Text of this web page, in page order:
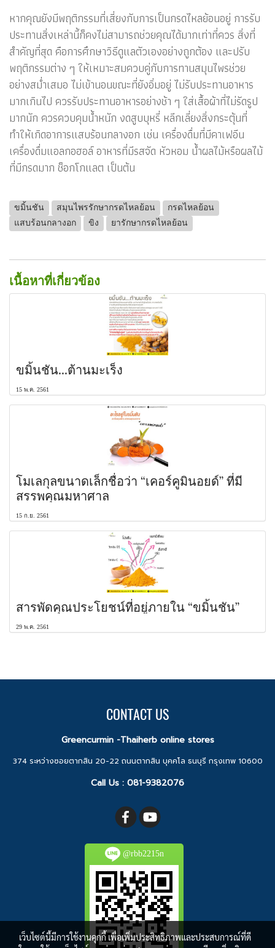
หากคุณยังมีพฤติกรรมที่เสี่ยงกับการเป็นกรดไหลย้อนอยู่ การรับ
ประทานสิ่งเหล่านี้ก็คงไม่สามารถช่วยคุณได้มากเท่าที่ควร สิ่งที่
สำคัญที่สุด คือการศึกษาวิธีดูแลตัวเองอย่างถูกต้อง และปรับ
พฤติกรรมต่าง ๆ ให้เหมาะสมควบคู่กับการทานสมุนไพรช่วย
อย่างสม่ำเสมอ ไม่เข้านอนขณะที่ยังอิ่มอยู่ ไม่รับประทานอาหาร
มากเกินไป ควรรับประทานอาหารอย่างช้า ๆ ใส่เสื้อผ้าที่ไม่รัดรูป
มากนัก ควรควบคุมน้ำหนัก งดสูบบุหรี่ หลีกเลี่ยงสิ่งกระตุ้นที่
ทำให้เกิดอาการแสบร้อนกลางอก เช่น เครื่องดื่มที่มีคาเฟอีน
เครื่องดื่มแอลกอฮอล์ อาหารที่มีรสจัด หัวหอม น้ำผลไม้หรือผลไม้
ที่มีกรดมาก ช็อกโกแลต เป็นต้น
ขมิ้นชัน สมุนไพรรักษากรดไหลย้อน
กรดไหลย้อน
แสบร้อนกลางอก
ขิง ยารักษากรดไหลย้อน
เนื้อหาที่เกี่ยวข้อง
ขมิ้นชัน...ต้านมะเร็ง
15 พ.ค. 2561
โมเลกุลขนาดเล็กชื่อว่า “เคอร์คูมินอยด์” ที่มี
สรรพคุณมหาศาล
15 ก.ย. 2561
สารพัดคุณประโยชน์ที่อยู่ภายใน “ขมิ้นชัน”
29 พ.ค. 2561
CONTACT US
Greencurmin -Thaiherb online stores
374 ระหว่างซอยตากสิน 20-22 ถนนตากสิน บุคคโล ธนบุรี กรุงเทพ 10600
Call Us : 081-9382076
@rbb2215n
เว็บไซต์นี้มีการใช้งานคุกกี้ เพื่อเพิ่มประสิทธิภาพและประสบการณ์ที่ดี